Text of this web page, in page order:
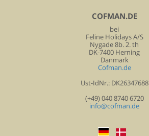
COFMAN.DE
bei
Feline Holidays A/S
Nygade 8b. 2. th
DK-7400 Herning
Danmark
Cofman.de
Ust-IdNr.: DK26347688
(+49) 040 8740 6720
info@cofman.de